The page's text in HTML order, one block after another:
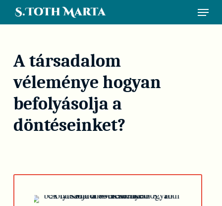
Menu
A társadalom
véleménye hogyan
befolyásolja a
döntéseinket?
Play Video